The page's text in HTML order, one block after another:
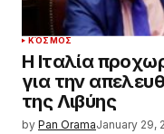
ΚΌΣΜΟΣ
Η Ιταλία
για την
της Λιβύης
by Pan OramaJanuary 29,